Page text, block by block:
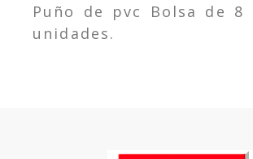
Puño de pvc Bolsa de 8
unidades.